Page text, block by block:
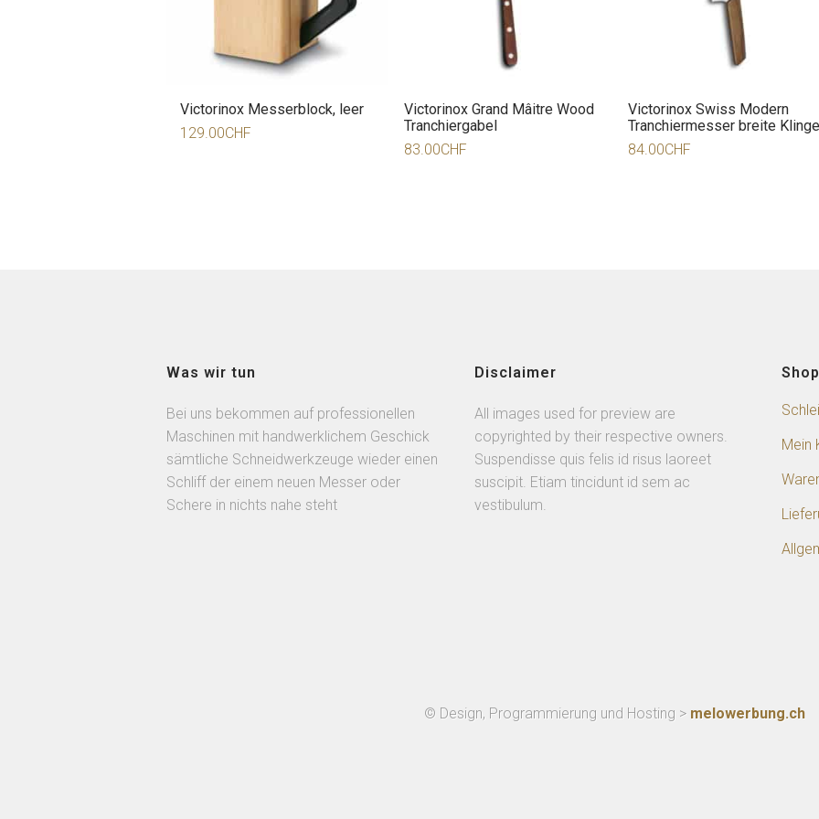
Victorinox Messerblock, leer
129.00CHF
Victorinox Grand Mâitre Wood
Tranchiergabel
83.00CHF
Victorinox Swiss Modern
Tranchiermesser breite Klinge
84.00CHF
Was wir tun
Bei uns bekommen auf professionellen
Maschinen mit handwerklichem Geschick
sämtliche Schneidwerkzeuge wieder einen
Schliff der einem neuen Messer oder
Schere in nichts nahe steht
Disclaimer
All images used for preview are
copyrighted by their respective owners.
Suspendisse quis felis id risus laoreet
suscipit. Etiam tincidunt id sem ac
vestibulum.
Mein
© Design, Programmierung und Hosting > melowerbung.ch